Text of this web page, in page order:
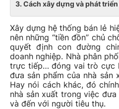
3. Cách xây dựng và phát
Xây dựng hệ thống bán lẻ
nên những “tiền đồn” chủ
quyết định con đường
doanh nghiệp. Nhà phân
trực tiếp… đóng vai trò cực
đưa sản phẩm của nhà sản
Hay nói cách khác, đó
nhà sản xuất trong việc
và đến với người tiêu thụ.